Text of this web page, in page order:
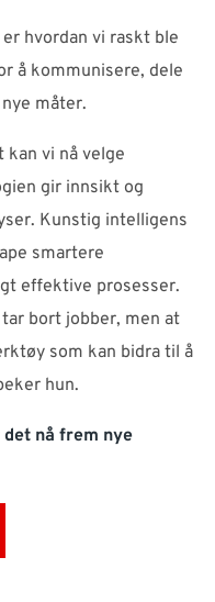
hvordan vi raskt ble
å kommunisere, dele
måter.
vi nå velge
gir innsikt og
Kunstig intelligens
smartere
effektive prosesser.
bort jobber, men at
som kan bidra til å
hun.
nå frem nye